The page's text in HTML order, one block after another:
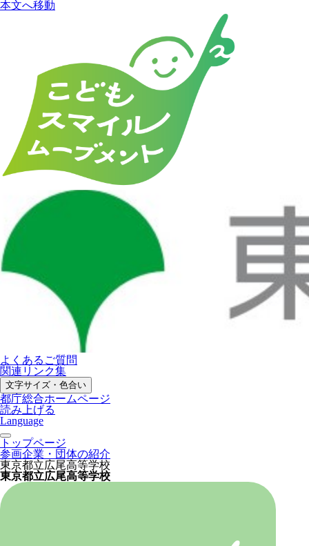
本文へ移動
よくあるご質問
関連リンク集
文字サイズ・色合い
都庁総合ホームページ
読み上げる
Language
トップページ
参画企業・団体の紹介
東京都立広尾高等学校
東京都立広尾高等学校